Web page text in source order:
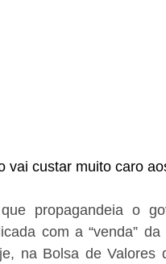
vai custar muito caro
propagandeia o
com a “venda”
na Bolsa de